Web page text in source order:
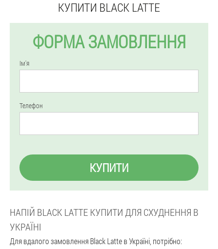
КУПИТИ BLACK LATTE
ФОРМА ЗАМОВЛЕННЯ
Ім'я
Телефон
КУПИТИ
НАПІЙ BLACK LATTE КУПИТИ ДЛЯ СХУДНЕННЯ В
УКРАЇНІ
Для вдалого замовлення Black Latte в Україні, потрібно: